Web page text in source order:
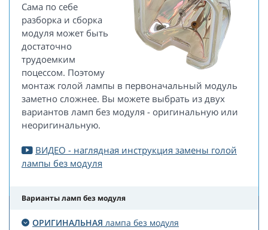
Сама по себе
разборка и сборка
модуля может быть
достаточно
трудоемким
поцессом. Поэтому
монтаж голой лампы в первоначальный модуль
заметно сложнее. Вы можете выбрать из двух
вариантов ламп без модуля - оригинальную или
неоригинальную.
ВИДЕО - наглядная инструкция замены голой
лампы без модуля
Варианты ламп без модуля
ОРИГИНАЛЬНАЯ лампа без модуля